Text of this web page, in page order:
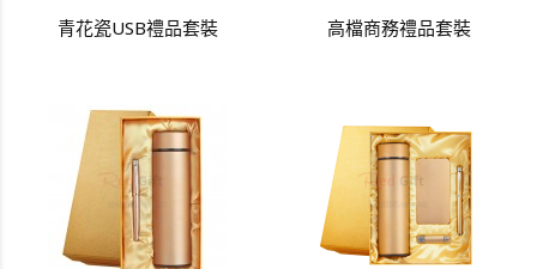
青花瓷USB禮品套裝 高檔商務禮品套裝